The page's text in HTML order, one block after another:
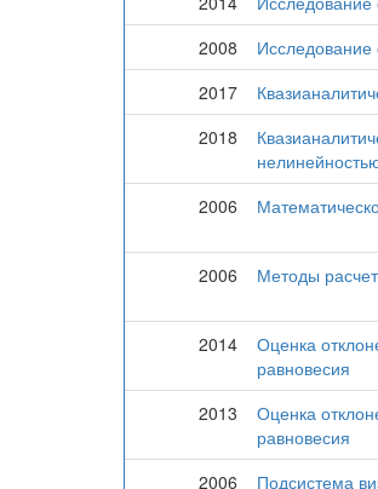
2008
2017
2018
2006
2006
Методы
2014
Оценка
равновесия
2013
Оценка
равновесия
2006 Подсистема